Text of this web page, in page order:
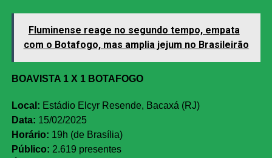
Fluminense reage no segundo tempo, empata
com o Botafogo, mas amplia jejum no Brasileirão
BOAVISTA 1 X 1 BOTAFOGO
Local: Estádio Elcyr Resende, Bacaxá (RJ)
Data: 15/02/2025
Horário: 19h (de Brasília)
Público: 2.619 presentes